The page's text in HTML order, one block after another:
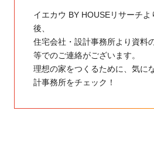
イエカウ BY HOUSEリサーチ
後、
住宅会社・設計事務所より資料
等でのご連絡がございます。
理想の家をつくるために、気に
計事務所をチェック！